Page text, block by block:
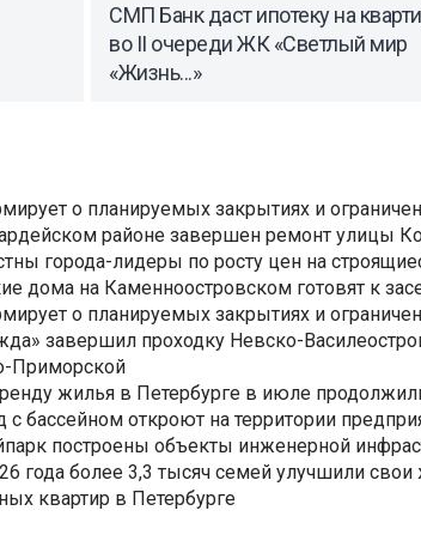
СМП Банк даст ипотеку на
во II очереди ЖК «Светлый мир
«Жизнь...»
о планируемых закрытиях и
районе завершен ремонт улицы
города-лидеры по росту цен на
дома на Каменноостровском готовят к
о планируемых закрытиях и
завершил проходку Невско-
Приморской
жилья в Петербурге в июле
с бассейном откроют на территории
построены объекты инженерной
года более 3,3 тысяч семей улучшили
квартир в Петербурге